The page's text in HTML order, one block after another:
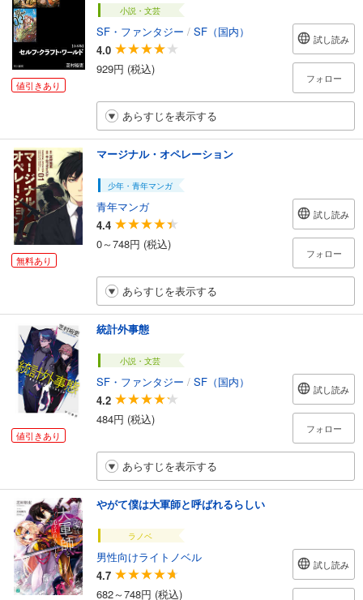
値引きあり
小説・文芸
SF・ファンタジー / SF（国内）
4.0
929円 (税込)
試し読み
フォロー
あらすじを表示する
無料あり
マージナル・オペレーション
少年・青年マンガ
青年マンガ
4.4
0～748円 (税込)
試し読み
フォロー
あらすじを表示する
値引きあり
統計外事態
小説・文芸
SF・ファンタジー / SF（国内）
4.2
484円 (税込)
試し読み
フォロー
あらすじを表示する
やがて僕は大軍師と呼ばれるらしい
ラノベ
男性向けライトノベル
4.7
682～748円 (税込)
試し読み